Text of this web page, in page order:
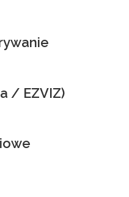
/ EZVIZ)